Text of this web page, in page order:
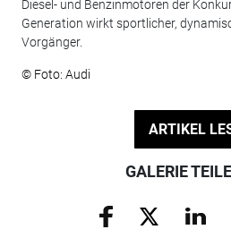
Diesel- und Benzinmotoren der
Generation wirkt sportlicher,
Vorgänger.
© Foto: Audi
ARTIKEL
GALERIE